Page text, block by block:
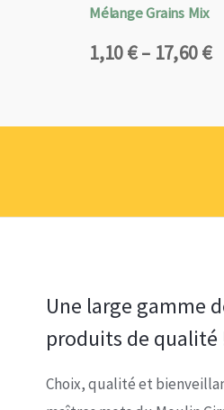
Mélange Grains Mix
1,10€– 17,60€
Plage
1,10 €
Une large gamme
produits de qualité
Choix, qualité et